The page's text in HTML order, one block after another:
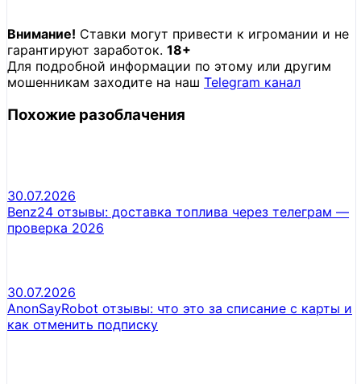
Внимание! Ставки могут привести к игромании и не
гарантируют заработок. 18+
Для подробной информации по этому или другим
мошенникам заходите на наш Telegram канал
Похожие разоблачения
30.07.2026
Benz24 отзывы: доставка топлива через телеграм —
проверка 2026
30.07.2026
AnonSayRobot отзывы: что это за списание с карты и
как отменить подписку